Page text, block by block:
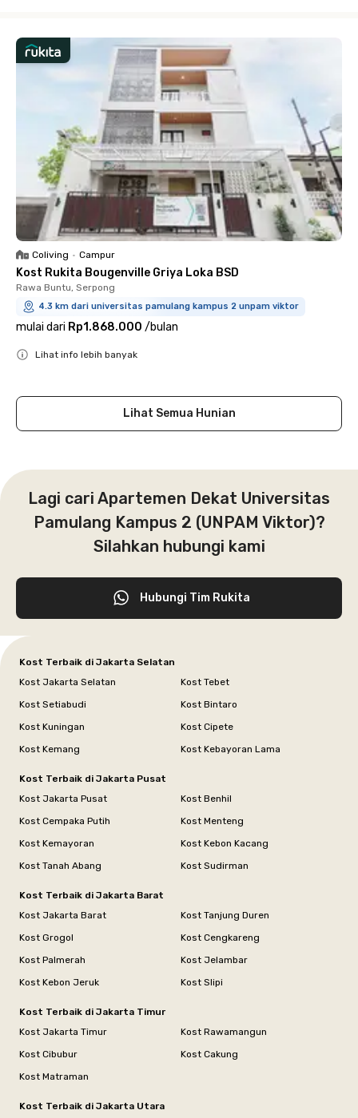
Coliving • Campur
Kost Rukita Bougenville Griya Loka BSD
Rawa Buntu, Serpong
4.3 km dari universitas pamulang kampus 2 unpam viktor
mulai dari Rp1.868.000 /bulan
Lihat info lebih banyak
Lihat Semua Hunian
Lagi cari Apartemen Dekat Universitas
Pamulang Kampus 2 (UNPAM Viktor)?
Silahkan hubungi kami
Hubungi Tim Rukita
Kost Terbaik di Jakarta Selatan
Kost Jakarta Selatan
Kost Tebet
Kost Setiabudi
Kost Bintaro
Kost Kuningan
Kost Cipete
Kost Kemang
Kost Kebayoran Lama
Kost Terbaik di Jakarta Pusat
Kost Jakarta Pusat
Kost Benhil
Kost Cempaka Putih
Kost Menteng
Kost Kemayoran
Kost Kebon Kacang
Kost Tanah Abang
Kost Sudirman
Kost Terbaik di Jakarta Barat
Kost Jakarta Barat
Kost Tanjung Duren
Kost Grogol
Kost Cengkareng
Kost Palmerah
Kost Jelambar
Kost Kebon Jeruk
Kost Slipi
Kost Terbaik di Jakarta Timur
Kost Jakarta Timur
Kost Rawamangun
Kost Cibubur
Kost Cakung
Kost Matraman
Kost Terbaik di Jakarta Utara